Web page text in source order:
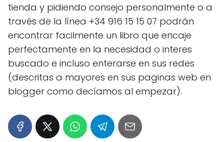
tienda y pidiendo consejo personalmente o a
través de la línea +34 916 15 15 07 podrán
encontrar facilmente un libro que encaje
perfectamente en la necesidad o interes
buscado e incluso enterarse en sus redes
(descritas a mayores en sus paginas web en
blogger como decíamos al empezar).